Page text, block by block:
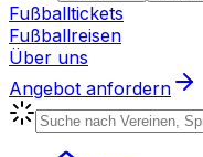
Fußballtickets
Fußballreisen
Über uns
Angebot anfordern